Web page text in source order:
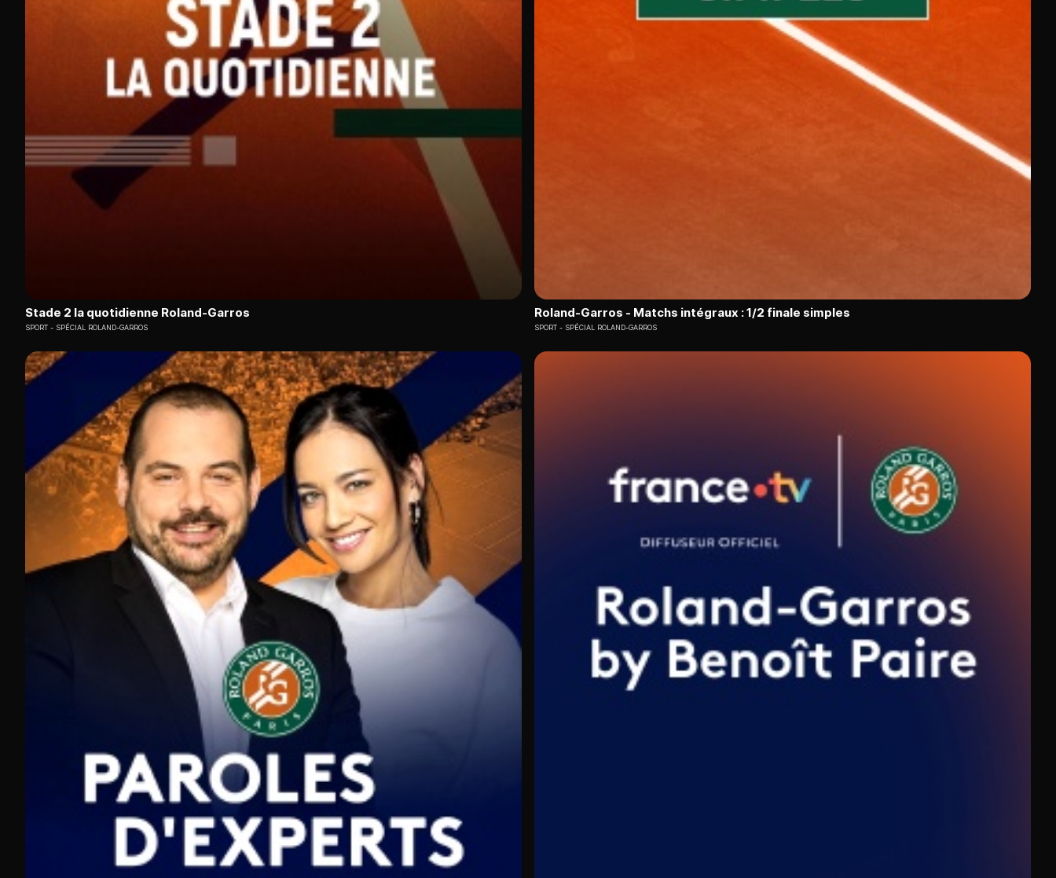
Stade 2 la quotidienne Roland-Garros
SPORT SPÉCIAL ROLAND-GARROS
Roland-Garros - Matchs intégraux : 1/2 finale simples
SPORT SPÉCIAL ROLAND-GARROS